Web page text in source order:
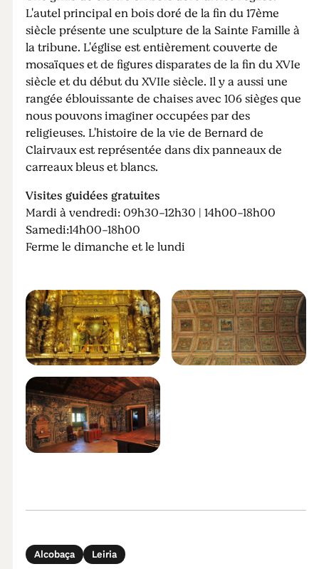
L'autel principal en bois doré de la fin du 17ème
siècle présente une sculpture de la Sainte Famille à
la tribune. L'église est entièrement couverte de
mosaïques et de figures disparates de la fin du XVIe
siècle et du début du XVIIe siècle. Il y a aussi une
rangée éblouissante de chaises avec 106 sièges que
nous pouvons imaginer occupées par des
religieuses. L'histoire de la vie de Bernard de
Clairvaux est représentée dans dix panneaux de
carreaux bleus et blancs.
Visites guidées gratuites
Mardi à vendredi: 09h30-12h30 | 14h00-18h00
Samedi:14h00-18h00
Ferme le dimanche et le lundi
Alcobaça Leiria